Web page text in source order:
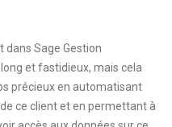
dans Sage Gestion
et fastidieux, mais cela
précieuxen automatisant
ce client et en permettant à